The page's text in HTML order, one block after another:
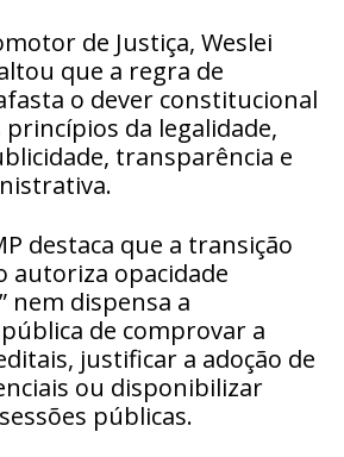
de Justiça, Weslei
que a regra de
o dever constitucional
da legalidade,
transparência e
destaca que a transição
autoriza opacidade
nem dispensa a
de comprovar a
justificar a adoção de
ou disponibilizar
públicas.